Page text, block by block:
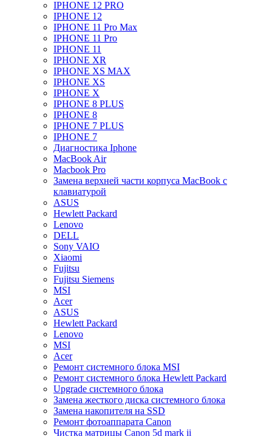
IPHONE 12 PRO
IPHONE 12
IPHONE 11 Pro Max
IPHONE 11 Pro
IPHONE 11
IPHONE XR
IPHONE XS MAX
IPHONE XS
IPHONE X
IPHONE 8 PLUS
IPHONE 8
IPHONE 7 PLUS
IPHONE 7
Диагностика Iphone
MacBook Air
Macbook Pro
Замена верхней части корпуса MacBook с
клавиатурой
ASUS
Hewlett Packard
Lenovo
DELL
Sony VAIO
Xiaomi
Fujitsu
Fujitsu Siemens
MSI
Acer
ASUS
Hewlett Packard
Lenovo
MSI
Acer
Ремонт системного блока MSI
Ремонт системного блока Hewlett Packard
Upgrade системного блока
Замена жесткого диска системного блока
Замена накопителя на SSD
Ремонт фотоаппарата Canon
Чистка матрицы Canon 5d mark ii